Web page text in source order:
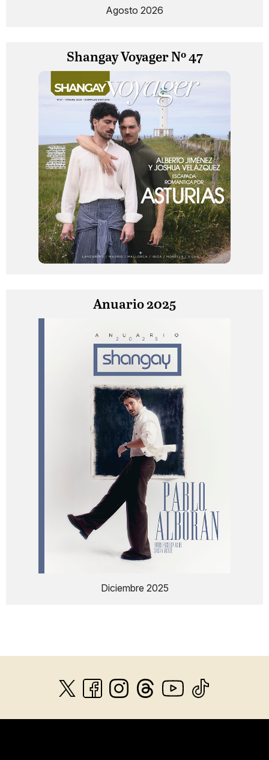
Agosto 2026
Shangay Voyager Nº 47
Anuario 2025
Diciembre 2025